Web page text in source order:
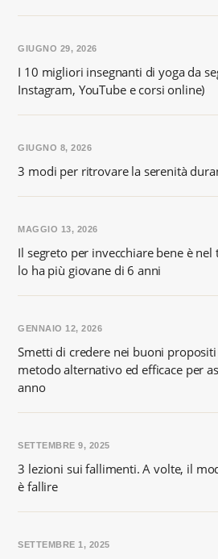
I 10 migliori insegnanti di yoga da
Instagram, YouTube e corsi online)
GIUGNO 29, 2026
3 modi per ritrovare la serenità
GIUGNO 8, 2026
Il segreto per invecchiare bene è
lo ha più giovane di 6 anni
MAGGIO 13, 2026
Smetti di credere nei buoni
metodo alternativo ed efficace per
anno
GENNAIO 12, 2026
3 lezioni sui fallimenti. A volte, il
è fallire
SETTEMBRE 9, 2025
SETTEMBRE 1, 2025